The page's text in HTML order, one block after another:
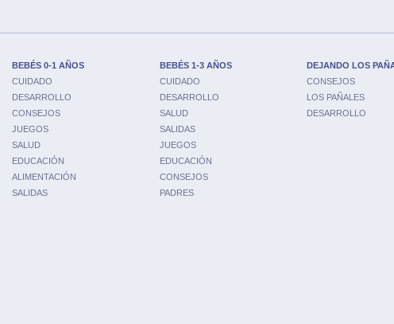
BEBÉS 0-1 AÑOS
CUIDADO
DESARROLLO
CONSEJOS
JUEGOS
SALUD
EDUCACIÓN
ALIMENTACIÓN
SALIDAS
BEBÉS 1-3 AÑOS
CUIDADO
DESARROLLO
SALUD
SALIDAS
JUEGOS
EDUCACIÓN
CONSEJOS
PADRES
DEJANDO LOS
CONSEJOS
LOS PAÑALES
DESARROLLO